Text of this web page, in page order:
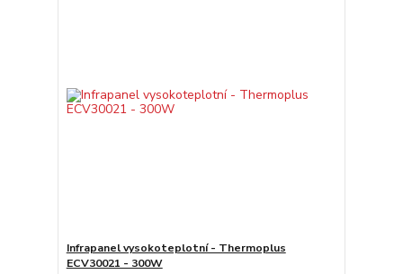
Infrapanel vysokoteplotní - Thermoplus
ECV30021 - 300W